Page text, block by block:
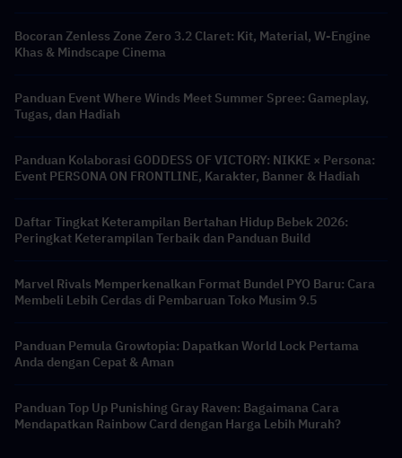
Bocoran Zenless Zone Zero 3.2 Claret: Kit, Material, W-Engine
Khas & Mindscape Cinema
Panduan Event Where Winds Meet Summer Spree: Gameplay,
Tugas, dan Hadiah
Panduan Kolaborasi GODDESS OF VICTORY: NIKKE × Persona:
Event PERSONA ON FRONTLINE, Karakter, Banner & Hadiah
Daftar Tingkat Keterampilan Bertahan Hidup Bebek 2026:
Peringkat Keterampilan Terbaik dan Panduan Build
Marvel Rivals Memperkenalkan Format Bundel PYO Baru: Cara
Membeli Lebih Cerdas di Pembaruan Toko Musim 9.5
Panduan Pemula Growtopia: Dapatkan World Lock Pertama
Anda dengan Cepat & Aman
Panduan Top Up Punishing Gray Raven: Bagaimana Cara
Mendapatkan Rainbow Card dengan Harga Lebih Murah?